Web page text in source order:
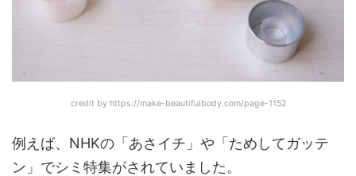
credit by https://make-beautifulbody.com/page-1152
例えば、NHKの「あさイチ」や「ためしてガッテ
ン」でシミ特集がされていました。